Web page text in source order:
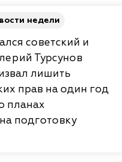
недели
советский и
Турсунов
лишить
прав на один год
планах
подготовку